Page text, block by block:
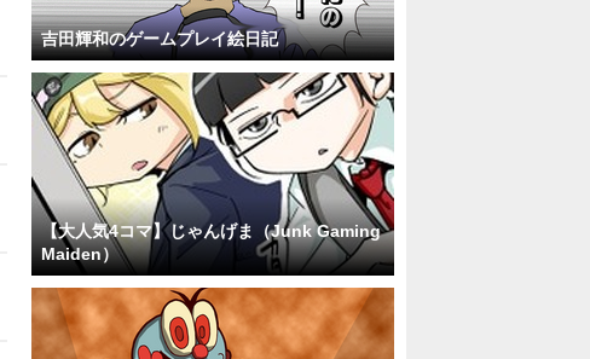
吉田輝和のゲームプレイ絵日記
【大人気4コマ】じゃんげま（Junk Gaming
Maiden）